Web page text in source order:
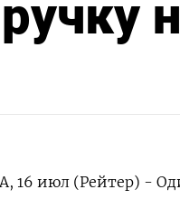
16 июл (Рейтер) -